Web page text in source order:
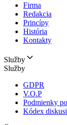
Firma
Redakcia
Princípy
História
Kontakty
Služby
Služby
GDPR
V.O.P
Podmienky
Kódex